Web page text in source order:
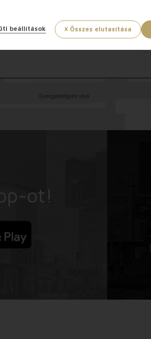
ot!
Összes elutasítása
beállítások